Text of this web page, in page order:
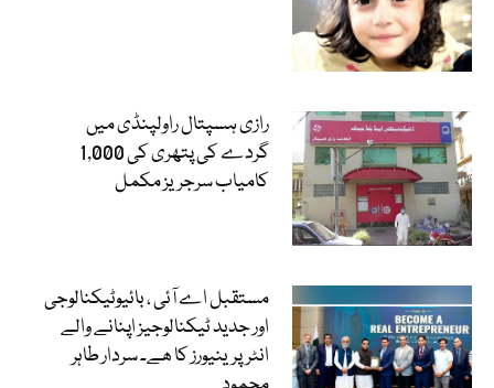
رازی ہسپتال راولپنڈی میں
گردے کی پتھری کی 1,000
کامیاب سرجریز مکمل
مستقبل اے آئی ، بائیوٹیکنالوجی
اور جدید ٹیکنالوجیز اپنانے والے
انٹرپرینیورز کا ھے۔ سردار طاہر